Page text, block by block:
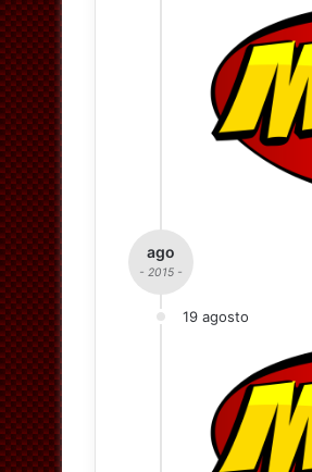
ago
- 2015 -
19 agosto